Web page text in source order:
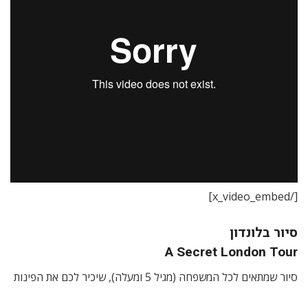
[/x_video_embed]
סיור בלונדון
A Secret London Tour
סיור שמתאים לכל המשפחה (מגיל 5 ומעלה), שיכיר לכם את הפינות